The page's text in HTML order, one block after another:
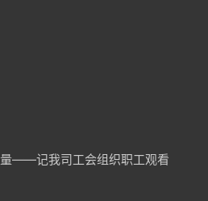
——记我司工会组织职工观看